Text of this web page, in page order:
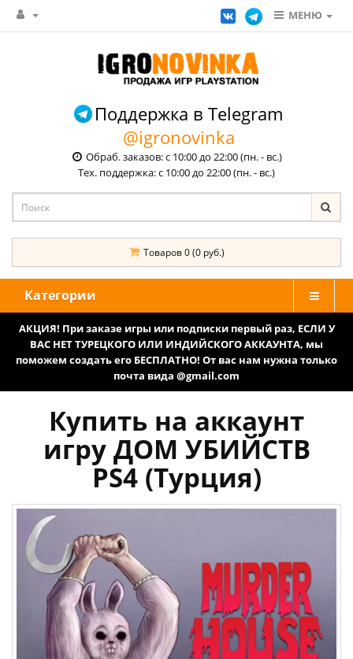
МЕНЮ
Поддержка в Telegram
@igronovinka
Обраб. заказов: с 10:00 до 22:00 (пн. - вс.)
Тех. поддержка: с 10:00 до 22:00 (пн. - вс.)
Товаров 0 (0 руб.)
Категории
АКЦИЯ! При заказе игры или подписки первый раз, ЕСЛИ У
ВАС НЕТ ТУРЕЦКОГО ИЛИ ИНДИЙСКОГО АККАУНТА, мы
поможем создать его БЕСПЛАТНО! От вас нам нужна только
почта вида @gmail.com
Купить на аккаунт
игру ДОМ УБИЙСТВ
PS4 (Турция)